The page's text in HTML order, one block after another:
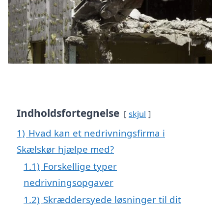
Indholdsfortegnelse skjul
1) Hvad kan et nedrivningsfirma i
Skælskør hjælpe med?
1.1) Forskellige typer
nedrivningsopgaver
1.2) Skræddersyede løsninger til dit